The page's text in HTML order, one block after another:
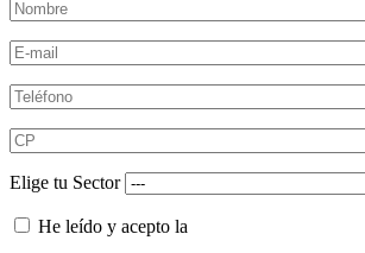
Elige tu Sector
He leído y acepto la